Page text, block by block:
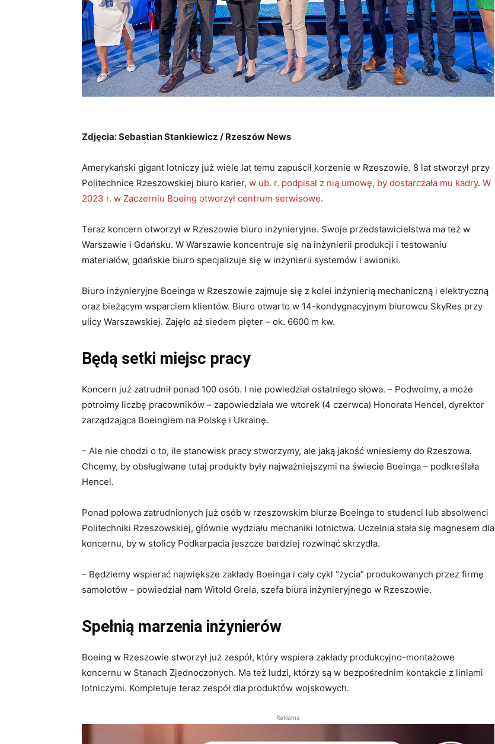
Zdjęcia: Sebastian Stankiewicz / Rzeszów News
Amerykański gigant lotniczy już wiele lat temu zapuścił korzenie w Rzeszowie. 8 lat stworzył przy
Politechnice Rzeszowskiej biuro karier, w ub. r. podpisał z nią umowę, by dostarczała mu kadry. W
2023 r. w Zaczerniu Boeing otworzył centrum serwisowe.
Teraz koncern otworzył w Rzeszowie biuro inżynieryjne. Swoje przedstawicielstwa ma też w
Warszawie i Gdańsku. W Warszawie koncentruje się na inżynierii produkcji i testowaniu
materiałów, gdańskie biuro specjalizuje się w inżynierii systemów i awioniki.
Biuro inżynieryjne Boeinga w Rzeszowie zajmuje się z kolei inżynierią mechaniczną i elektryczną
oraz bieżącym wsparciem klientów. Biuro otwarto w 14-kondygnacyjnym biurowcu SkyRes przy
ulicy Warszawskiej. Zajęło aż siedem pięter – ok. 6600 m kw.
Będą setki miejsc pracy
Koncern już zatrudnił ponad 100 osób. I nie powiedział ostatniego słowa. – Podwoimy, a może
potroimy liczbę pracowników – zapowiedziała we wtorek (4 czerwca) Honorata Hencel, dyrektor
zarządzająca Boeingiem na Polskę i Ukrainę.
– Ale nie chodzi o to, ile stanowisk pracy stworzymy, ale jaką jakość wniesiemy do Rzeszowa.
Chcemy, by obsługiwane tutaj produkty były najważniejszymi na świecie Boeinga – podkreślała
Hencel.
Ponad połowa zatrudnionych już osób w rzeszowskim biurze Boeinga to studenci lub absolwenci
Politechniki Rzeszowskiej, głównie wydziału mechaniki lotnictwa. Uczelnia stała się magnesem dla
koncernu, by w stolicy Podkarpacia jeszcze bardziej rozwinąć skrzydła.
– Będziemy wspierać największe zakłady Boeinga i cały cykl “życia” produkowanych przez firmę
samolotów – powiedział nam Witold Grela, szefa biura inżynieryjnego w Rzeszowie.
Spełnią marzenia inżynierów
Boeing w Rzeszowie stworzył już zespół, który wspiera zakłady produkcyjno-montażowe
koncernu w Stanach Zjednoczonych. Ma też ludzi, którzy są w bezpośrednim kontakcie z liniami
lotniczymi. Kompletuje teraz zespół dla produktów wojskowych.
Reklama